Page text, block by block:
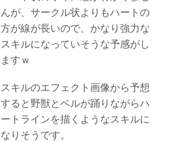
んが、サークル状よりもハートの
方が線が長いので、かなり強力な
スキルになっていそうな予感がし
ますｗ
スキルのエフェクト画像から予想
すると野獣とベルが踊りながらハ
ートラインを描くようなスキルに
なりそうです。